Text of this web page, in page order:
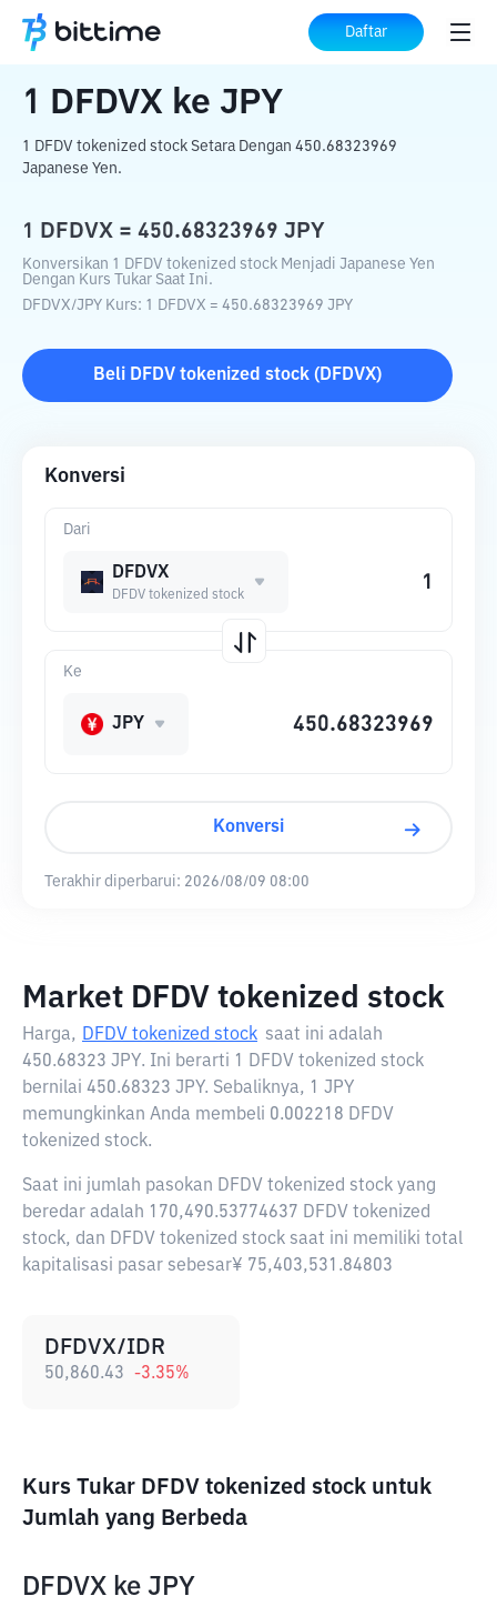
Daftar
Beranda Konverter Kripto DFDVX JPY
1 DFDVX ke JPY
1 DFDV tokenized stock Setara Dengan 450.68323969
Japanese Yen.
1 DFDVX = 450.68323969 JPY
Konversikan 1 DFDV tokenized stock Menjadi Japanese Yen
Dengan Kurs Tukar Saat Ini.
DFDVX/JPY Kurs: 1 DFDVX = 450.68323969 JPY
Beli DFDV tokenized stock ( DFDVX)
Konversi
Dari
DFDVX
DFDV tokenized stock
Ke
JPY
Konversi
Terakhir diperbarui: 2026/08/09 08:00
Market DFDV tokenized stock
Harga, DFDV tokenized stock saat ini adalah
450.68323 JPY. Ini berarti 1 DFDV tokenized stock
bernilai 450.68323 JPY. Sebaliknya, 1 JPY
memungkinkan Anda membeli 0.002218 DFDV
tokenized stock.
Saat ini jumlah pasokan DFDV tokenized stock yang
beredar adalah 170,490.53774637 DFDV tokenized
stock, dan DFDV tokenized stock saat ini memiliki total
kapitalisasi pasar sebesar¥ 75,403,531.84803
DFDVX/IDR
50,860.43 -3.35%
Kurs Tukar DFDV tokenized stock untuk
Jumlah yang Berbeda
DFDVX ke JPY